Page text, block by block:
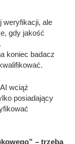
weryfikacji, ale
gdy jakość
koniec badacz
wciąż
posiadający
– trzeba